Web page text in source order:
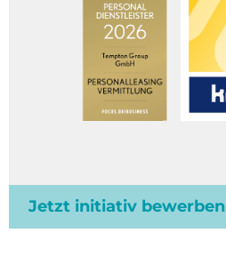
Jetzt initiativ bewerben